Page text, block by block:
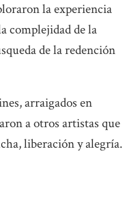
la experiencia
complejidad de la
de la redención
arraigados en
a otros artistas que
liberación y alegría.